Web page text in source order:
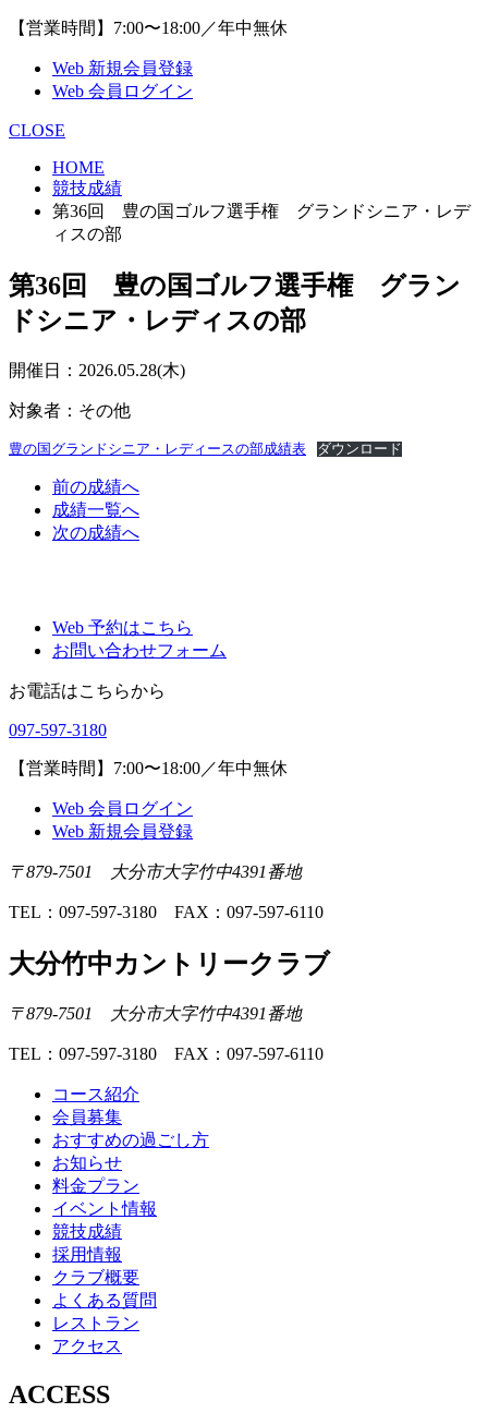
【営業時間】7:00〜18:00／年中無休
Web 新規会員登録
Web 会員ログイン
CLOSE
HOME
競技成績
第36回 豊の国ゴルフ選手権 グランドシニア・レデ
ィスの部
第36回 豊の国ゴルフ選手権 グラン
ドシニア・レディスの部
開催日：2026.05.28(木)
対象者：その他
豊の国グランドシニア・レディースの部成績表 ダウンロード
前の成績へ
成績一覧へ
次の成績へ
Web 予約はこちら
お問い合わせフォーム
お電話はこちらから
097-597-3180
【営業時間】7:00〜18:00／年中無休
Web 会員ログイン
Web 新規会員登録
〒879-7501 大分市大字竹中4391番地
TEL：097-597-3180 FAX：097-597-6110
大分竹中カントリークラブ
〒879-7501 大分市大字竹中4391番地
TEL：097-597-3180 FAX：097-597-6110
コース紹介
会員募集
おすすめの過ごし方
お知らせ
料金プラン
イベント情報
競技成績
採用情報
クラブ概要
よくある質問
レストラン
アクセス
ACCESS